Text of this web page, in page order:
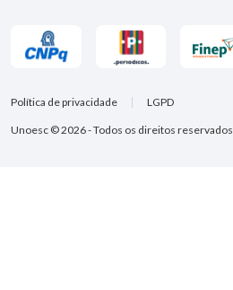
Unoesc © 2026 - Todos os direitos reservados
Política de privacidade LGPD